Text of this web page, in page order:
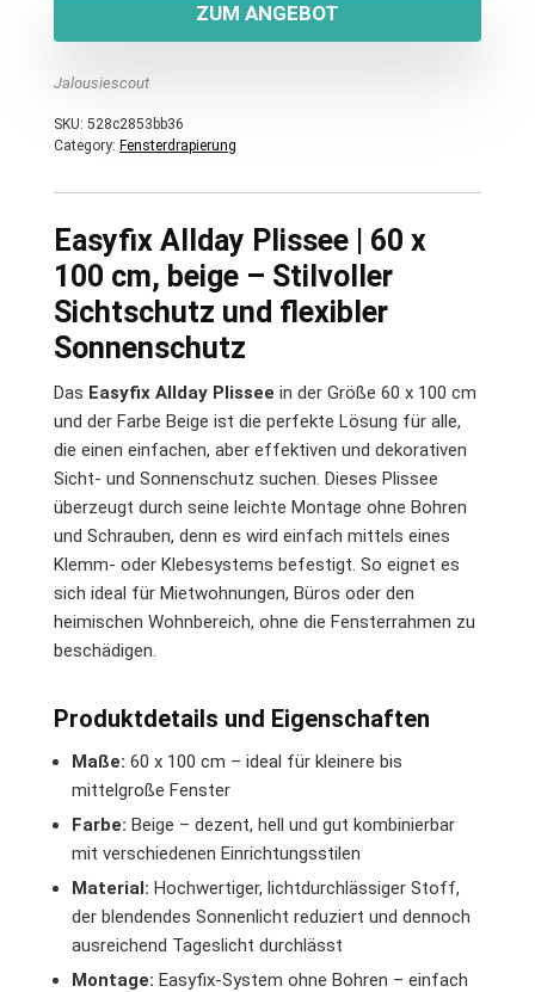
ZUM ANGEBOT
Jalousiescout
SKU: 528c2853bb36
Category: Fensterdrapierung
Easyfix Allday Plissee | 60 x
100 cm, beige – Stilvoller
Sichtschutz und flexibler
Sonnenschutz
Das Easyfix Allday Plissee in der Größe 60 x 100 cm
und der Farbe Beige ist die perfekte Lösung für alle,
die einen einfachen, aber effektiven und dekorativen
Sicht- und Sonnenschutz suchen. Dieses Plissee
überzeugt durch seine leichte Montage ohne Bohren
und Schrauben, denn es wird einfach mittels eines
Klemm- oder Klebesystems befestigt. So eignet es
sich ideal für Mietwohnungen, Büros oder den
heimischen Wohnbereich, ohne die Fensterrahmen zu
beschädigen.
Produktdetails und Eigenschaften
Maße: 60 x 100 cm – ideal für kleinere bis
mittelgroße Fenster
Farbe: Beige – dezent, hell und gut kombinierbar
mit verschiedenen Einrichtungsstilen
Material: Hochwertiger, lichtdurchlässiger Stoff,
der blendendes Sonnenlicht reduziert und dennoch
ausreichend Tageslicht durchlässt
Montage: Easyfix-System ohne Bohren – einfach